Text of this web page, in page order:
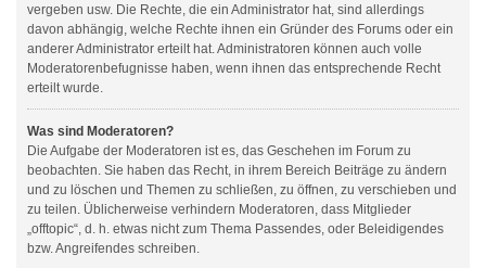
vergeben usw. Die Rechte, die ein Administrator hat, sind allerdings
davon abhängig, welche Rechte ihnen ein Gründer des Forums oder ein
anderer Administrator erteilt hat. Administratoren können auch volle
Moderatorenbefugnisse haben, wenn ihnen das entsprechende Recht
erteilt wurde.
Was sind Moderatoren?
Die Aufgabe der Moderatoren ist es, das Geschehen im Forum zu
beobachten. Sie haben das Recht, in ihrem Bereich Beiträge zu ändern
und zu löschen und Themen zu schließen, zu öffnen, zu verschieben und
zu teilen. Üblicherweise verhindern Moderatoren, dass Mitglieder
„offtopic“, d. h. etwas nicht zum Thema Passendes, oder Beleidigendes
bzw. Angreifendes schreiben.